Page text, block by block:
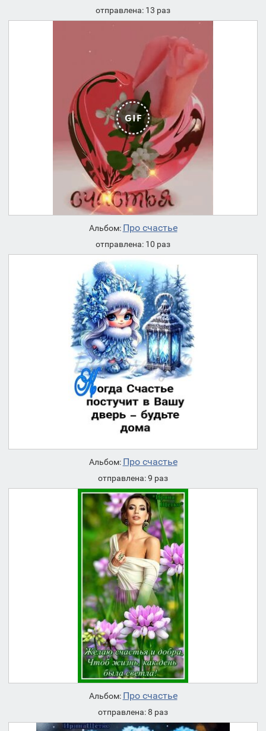
отправлена: 13 раз
Альбом: Про счастье
отправлена: 10 раз
Альбом: Про счастье
отправлена: 9 раз
Альбом: Про счастье
отправлена: 8 раз